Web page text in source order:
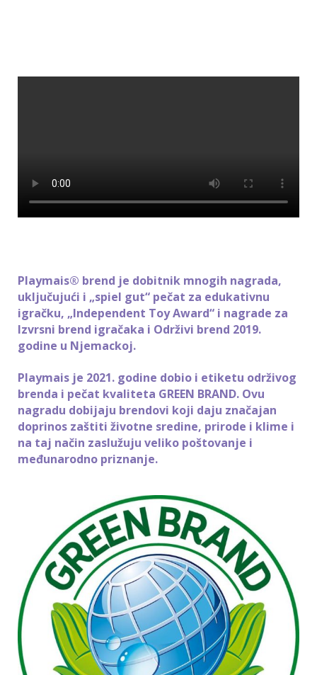
Playmais® brend je dobitnik mnogih nagrada,
uključujući i „spiel gut“ pečat za edukativnu
igračku, „Independent Toy Award“ i nagrade za
Izvrsni brend igračaka i Održivi brend 2019.
godine u Njemackoj.
Playmais je 2021. godine dobio i etiketu održivog
brenda i pečat kvaliteta GREEN BRAND. Ovu
nagradu dobijaju brendovi koji daju značajan
doprinos zaštiti životne sredine, prirode i klime i
na taj način zaslužuju veliko poštovanje i
međunarodno priznanje.